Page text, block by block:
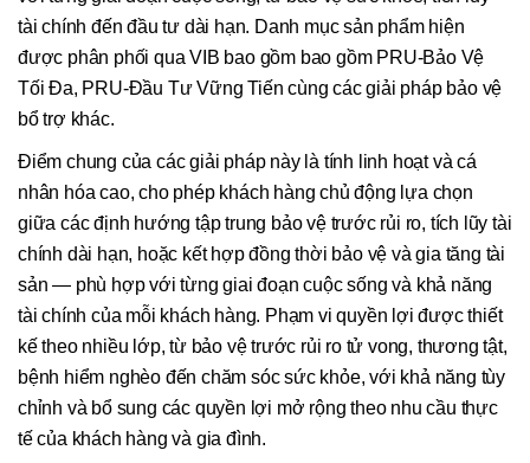
tài chính đến đầu tư dài hạn. Danh mục sản phẩm hiện
được phân phối qua VIB bao gồm bao gồm PRU-Bảo Vệ
Tối Đa, PRU-Đầu Tư Vững Tiến cùng các giải pháp bảo vệ
bổ trợ khác.
Điểm chung của các giải pháp này là tính linh hoạt và cá
nhân hóa cao, cho phép khách hàng chủ động lựa chọn
giữa các định hướng tập trung bảo vệ trước rủi ro, tích lũy tài
chính dài hạn, hoặc kết hợp đồng thời bảo vệ và gia tăng tài
sản — phù hợp với từng giai đoạn cuộc sống và khả năng
tài chính của mỗi khách hàng. Phạm vi quyền lợi được thiết
kế theo nhiều lớp, từ bảo vệ trước rủi ro tử vong, thương tật,
bệnh hiểm nghèo đến chăm sóc sức khỏe, với khả năng tùy
chỉnh và bổ sung các quyền lợi mở rộng theo nhu cầu thực
tế của khách hàng và gia đình.